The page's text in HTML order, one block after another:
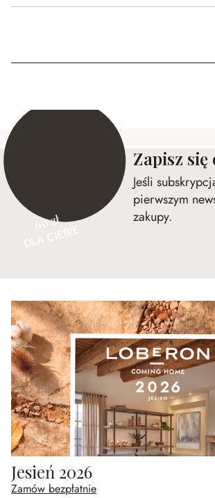
60 zł
Zapisz się
Jeśli
pierwszym
zakupy.
Jesień 2026
Zamów bezpłatnie